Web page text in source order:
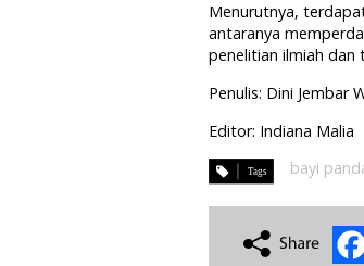
Menurutnya,
antaranya
penelitian ilmiah dan
Penulis: Dini Jembar
Editor: Indiana Malia
bayi